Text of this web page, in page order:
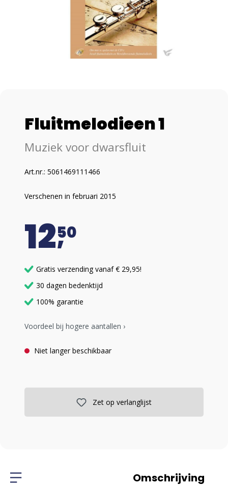
Fluitmelodieen 1
Muziek voor dwarsfluit
Art.nr.: 5061469111466
Verschenen in februari 2015
1250
Gratis verzending vanaf € 29,95!
30 dagen bedenktijd
100% garantie
Voordeel bij hogere aantallen ›
Niet langer beschikbaar
Zet op verlanglijst
Omschrijving